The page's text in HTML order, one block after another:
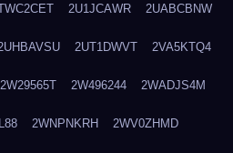
2U1JCAWR 2UABCBNW
2UT1DWVT 2VA5KTQ4
2W29565T 2W496244 2WADJS4M
2WNPNKRH 2WV0ZHMD